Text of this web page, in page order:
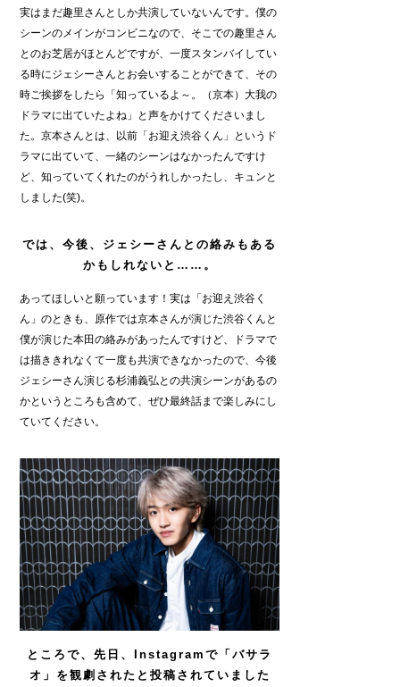
実はまだ趣里さんとしか共演していないんです。僕の
シーンのメインがコンビニなので、そこでの趣里さん
とのお芝居がほとんどですが、一度スタンバイしてい
る時にジェシーさんとお会いすることができて、その
時ご挨拶をしたら「知っているよ～。（京本）大我の
ドラマに出ていたよね」と声をかけてくださいまし
た。京本さんとは、以前「お迎え渋谷くん」というド
ラマに出ていて、一緒のシーンはなかったんですけ
ど、知っていてくれたのがうれしかったし、キュンと
しました(笑)。
では、今後、ジェシーさんとの絡みもある
かもしれないと……。
あってほしいと願っています！実は「お迎え渋谷く
ん」のときも、原作では京本さんが演じた渋谷くんと
僕が演じた本田の絡みがあったんですけど、ドラマで
は描ききれなくて一度も共演できなかったので、今後
ジェシーさん演じる杉浦義弘との共演シーンがあるの
かというところも含めて、ぜひ最終話まで楽しみにし
ていてください。
ところで、先日、Instagramで「バサラ
オ」を観劇されたと投稿されていました